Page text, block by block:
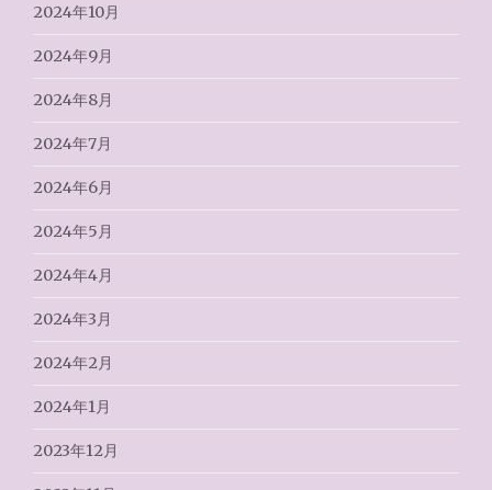
2024年10月
2024年9月
2024年8月
2024年7月
2024年6月
2024年5月
2024年4月
2024年3月
2024年2月
2024年1月
2023年12月